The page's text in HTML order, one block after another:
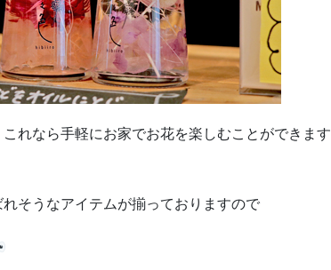
れなら手軽にお家でお花を楽しむことができます
そうなアイテムが揃っておりますので